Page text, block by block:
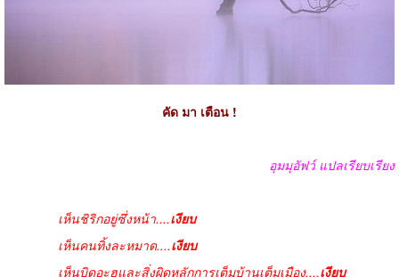
คัด มา เตือน !
อุมมุอัฟว์ แปลเรียบเรียง
เห็นชิริกอยู่ซึ่งหน้า....เงียบ
เห็นคนทิ้งละหมาด....เงียบ
เห็นบิดอะฮฺและสิ่งผิดหลักการเต็มบ้านเต็มเมือง....เงียบ